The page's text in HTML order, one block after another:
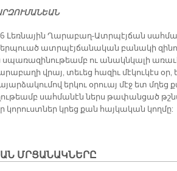
6 Լեռ­նա­յին Ղա­րա­բաղ-Ատր­պէյ­ճան
ատր­պէյ­ճա­նա­կան բա­նա­կի
ու ա­նակն­կա­լի
վրայ, տե­ւեց հա­զիւ մէ­կու­կէս
եր­կու օ­րուայ մէջ ետ
սահ­մա­նէն ներս թա­փան­ցած
կո­րուստ­ներ կրեց քան հայ­կա­կան կող­մը:
ՄՐՑԱՆԱԿՆԵՐԸ